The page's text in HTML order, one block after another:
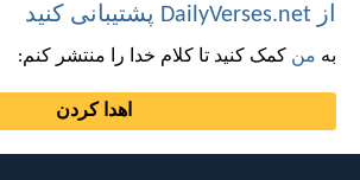
از DailyVerses.net پشتیبانی کنید
به من کمک کنید تا کلام خدا را منتشر کنم:
اهدا کردن